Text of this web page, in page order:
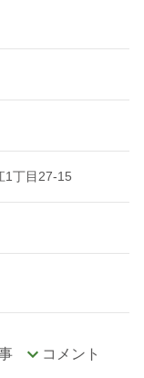
1丁目27-15
コメント